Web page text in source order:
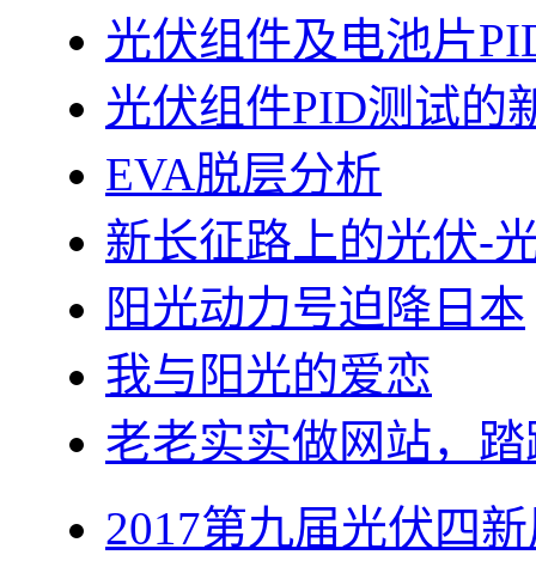
光伏组件及电池片
光伏组件PID测试的
EVA脱层分析
新长征路上的光伏-
阳光动力号迫降日本
我与阳光的爱恋
老老实实做网站，
2017第九届光伏四